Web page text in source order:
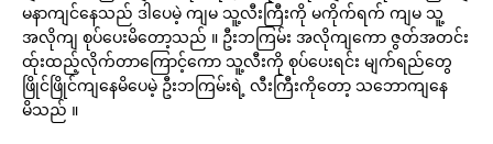
မနာကျင်နေသည် ဒါပေမဲ့ ကျမ သူ့လီးကြီးကို မကိုက်ရက် ကျမ သူ့
အလိုကျ စုပ်ပေးမိတော့သည် ။ ဦးဘကြမ်း အလိုကျကော ဇွတ်အတင်း
ထ်ုးထည့်လိုက်တာကြောင့်ကော သူ့လီးကို စုပ်ပေးရင်း မျက်ရည်တွေ
ဖြိုင်ဖြိုင်ကျနေမိပေမဲ့ ဦးဘကြမ်းရဲ့ လီးကြီးကိုတော့ သဘောကျနေ
မိသည် ။